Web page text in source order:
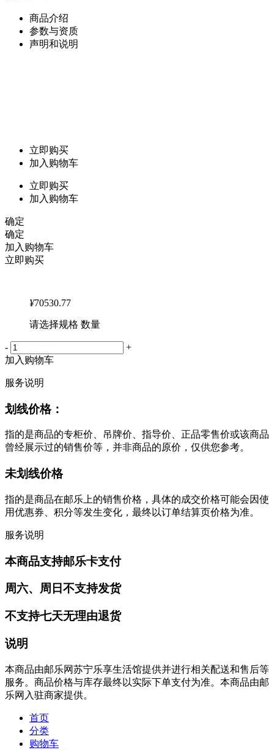
商品介绍
参数与资质
声明和说明
立即购买
加入购物车
立即购买
加入购物车
确定
确定
加入购物车
立即购买
¥70530.77
请选择规格 数量
-
+
加入购物车
服务说明
划线价格：
指的是商品的专柜价、吊牌价、指导价、正品零售价或该商品
曾经展示过的销售价等，并非商品的原价，仅供您参考。
未划线价格
指的是商品在邮乐上的销售价格，具体的成交价格可能会因使
用优惠券、积分等发生变化，最终以订单结算页价格为准。
服务说明
本商品支持邮乐卡支付
周六、周日不支持发货
不支持七天无理由退货
说明
本商品由邮乐网苏宁乐享生活馆提供并进行相关配送和售后等
服务。商品价格与库存最终以实际下单支付为准。本商品由邮
乐网入驻商家提供。
首页
分类
购物车